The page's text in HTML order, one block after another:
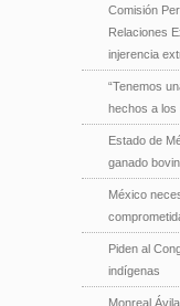
Comisión
Relaciones
injerencia
“Tenemos
hechos a los
Estado de
ganado
México
Piden al
indígenas
Monreal